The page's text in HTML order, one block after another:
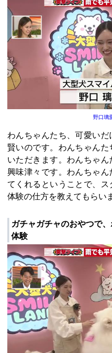
野口璃
わんちゃんたち、可愛い
賢いのです。わんちゃん
いただきます。わんちゃ
興味津々です。わんちゃ
てくれるということで、ス
体験の仕方を教えてもらい
ガチャガチャのおやつで
体験